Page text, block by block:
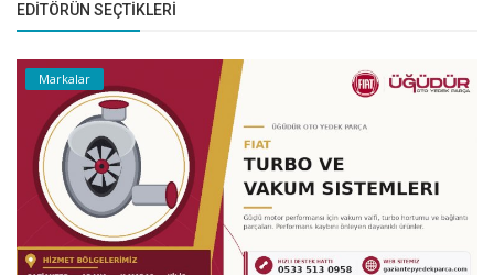
EDITÖRÜN SEÇTIKLERI
Markalar